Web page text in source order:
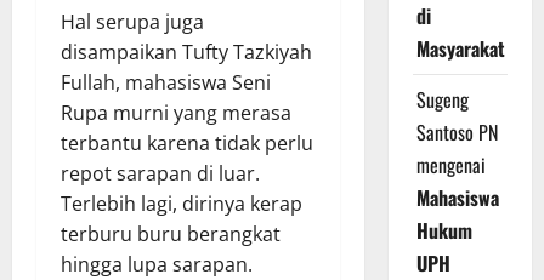
Hal serupa juga
disampaikan Tufty Tazkiyah
Fullah, mahasiswa Seni
Rupa murni yang merasa
terbantu karena tidak perlu
repot sarapan di luar.
Terlebih lagi, dirinya kerap
terburu buru berangkat
hingga lupa sarapan.
di
Masyarakat
Sugeng
Santoso PN
mengenai
Mahasiswa
Hukum
UPH